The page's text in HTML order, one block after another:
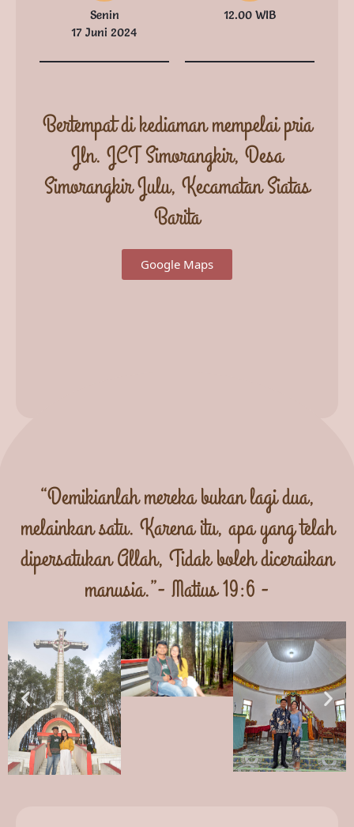
Senin
17 Juni 2024
12.00 WIB
Bertempat di kediaman mempelai pria
Jln. JCT Simorangkir, Desa
Simorangkir Julu, Kecamatan Siatas
Barita
Google Maps
“Demikianlah mereka bukan lagi dua,
melainkan satu. Karena itu, apa yang telah
dipersatukan Allah, Tidak boleh diceraikan
manusia.”- Matius 19:6 -